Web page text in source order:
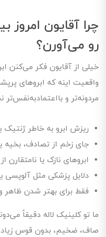
چرا آقایون امروز
رو می‌آورن؟
خیلی از آقایون فکر می‌کنن
واقعیت اینه که ابروهای
مردونه‌تر و
ریزش ابرو به خاطر ژنتیک
جای زخم از تصادف، بخیه
ابروهای نازک یا نامتقارن
دلایل پزشکی مثل آلوپسی
فقط برای بهتر شدن ظاهر و
ما تو کلینیک لاله دقیقاً
صاف، ضخیم، بدون قوس